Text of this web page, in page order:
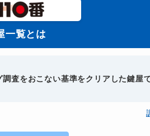
一覧とは
査をおこない基準をクリアした鍵屋で